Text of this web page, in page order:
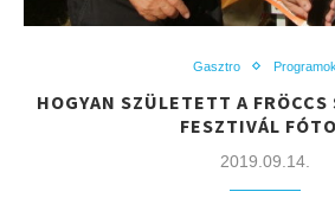
Gasztro Programok
HOGYAN SZÜLETETT A
FESZTIVÁL
2019.09.14.